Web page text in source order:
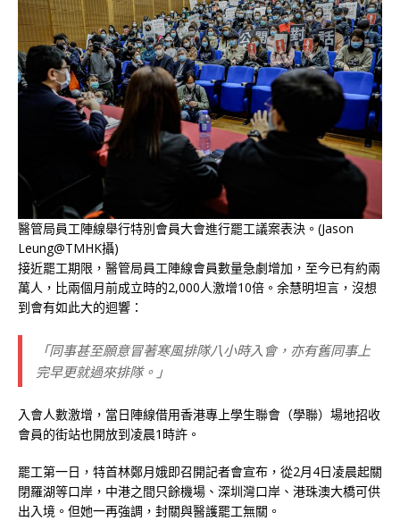
醫管局員工陣線舉行特別會員大會進行罷工議案表決。(Jason
Leung@TMHK攝)
接近罷工期限，醫管局員工陣線會員數量急劇增加，至今已有約兩
萬人，比兩個月前成立時的2,000人激增10倍。余慧明坦言，沒想
到會有如此大的迴響：
「同事甚至願意冒著寒風排隊八小時入會，亦有舊同事上
完早更就過來排隊。」
入會人數激增，當日陣線借用香港專上學生聯會（學聯）場地招收
會員的街站也開放到凌晨1時許。
罷工第一日，特首林鄭月娥即召開記者會宣布，從2月4日凌晨起關
閉羅湖等口岸，中港之間只餘機場、深圳灣口岸、港珠澳大橋可供
出入境。但她一再強調，封關與醫護罷工無關。